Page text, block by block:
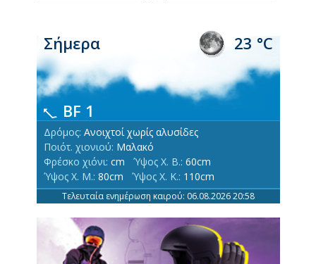
Σήμερα 23 °C
BF 1
Δρόμος: Ανοιχτοί χωρίς αλυσίδες
Ποιότ. χιονιού: Μαλακό
Φρέσκο χιόνι: cm Ύψος Χ. Β.: 60cm
Ύψος Χ. Μ.: 80cm Ύψος Χ. Κ.: 110cm
Τελευταία ενημέρωση καιρού: 06.08.2026 20:58